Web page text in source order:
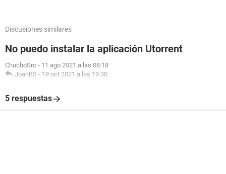
Discusiones similares
No puedo instalar la aplicación Utorrent
ChuchoSrc - 11 ago 2021 a las 08:18
JoanBS - 19 oct 2021 a las 19:30
5 respuestas